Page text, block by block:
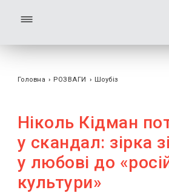
Головна › РОЗВАГИ › Шоубiз
Ніколь Кідман
у скандал: зірка
у любові до
культури»